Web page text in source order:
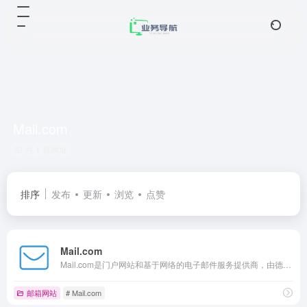
排序 发布 更新 浏览 点赞
Mail.com
邮箱网站 # Mail.com